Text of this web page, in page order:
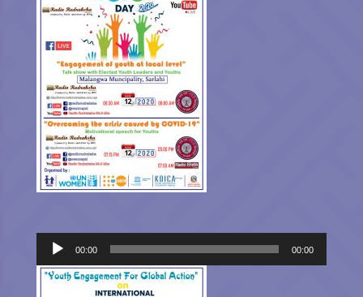
Audio
Player
00:00 00:00